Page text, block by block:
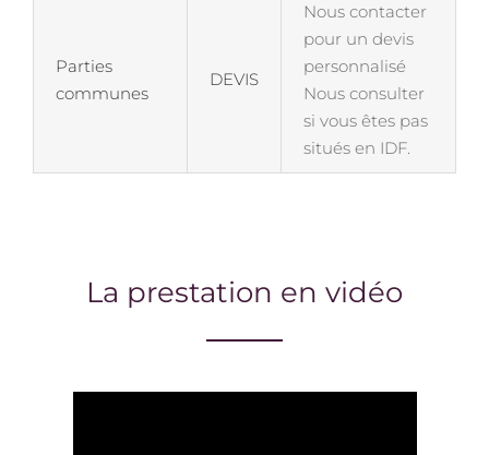
Parties
communes
DEVIS
Nous contacter
pour un devis
personnalisé
Nous consulter
si vous êtes pas
situés en IDF.
La prestation en vidéo